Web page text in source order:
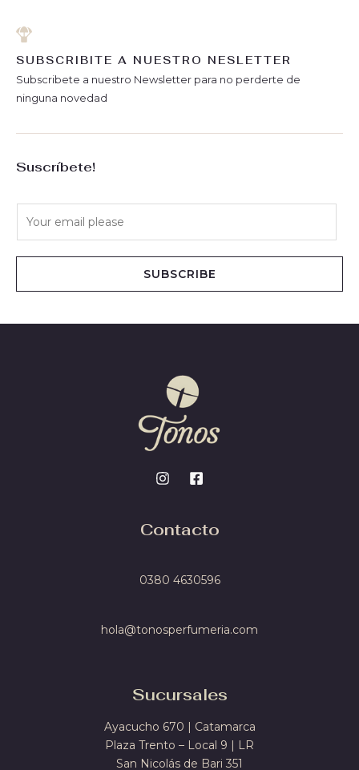
SUBSCRIBITE A NUESTRO NESLETTER
Subscribete a nuestro Newsletter para no perderte de
ninguna novedad
Suscríbete!
SUBSCRIBE
Contacto
0380 4630596
hola@tonosperfumeria.com
Sucursales
Ayacucho 670 | Catamarca
Plaza Trento – Local 9 | LR
San Nicolás de Bari 351